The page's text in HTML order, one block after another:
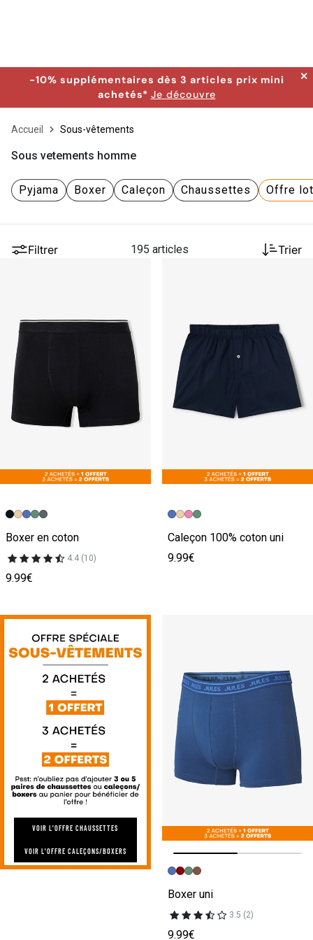
-10% supplémentaires dès 3 articles prix mini
achetés* Je découvre
✕
Accueil Sous-vêtements
Sous vetements homme
Pyjama Boxer Caleçon Chaussettes Offre
Filtrer 195 articles Trier
Boxer en coton
4.4 (10)
9.99€
Caleçon 100% coton uni
9.99€
VOIR L'OFFRE CHAUSSETTES
VOIR L'OFFRE CALEÇONS/BOXERS
Image précédente
Image suivante
Boxer uni
3.5 (2)
9.99€